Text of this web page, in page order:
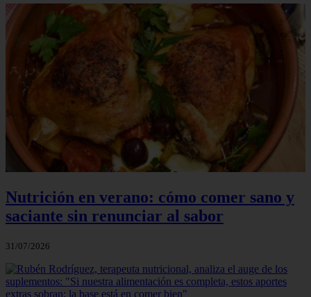
Nutrición en verano: cómo comer sano y
saciante sin renunciar al sabor
31/07/2026